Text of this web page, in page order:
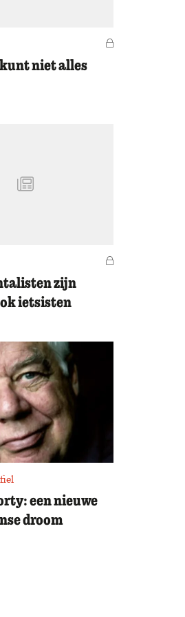
Voor leden
kunt niet alles
Voor leden
zijn
ietsisten
een nieuwe
droom